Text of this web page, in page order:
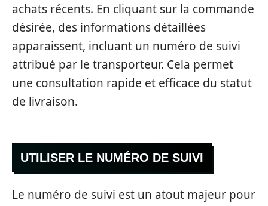
achats récents. En cliquant sur la commande
désirée, des informations détaillées
apparaissent, incluant un numéro de suivi
attribué par le transporteur. Cela permet
une consultation rapide et efficace du statut
de livraison.
UTILISER LE NUMÉRO DE SUIVI
Le numéro de suivi est un atout majeur pour